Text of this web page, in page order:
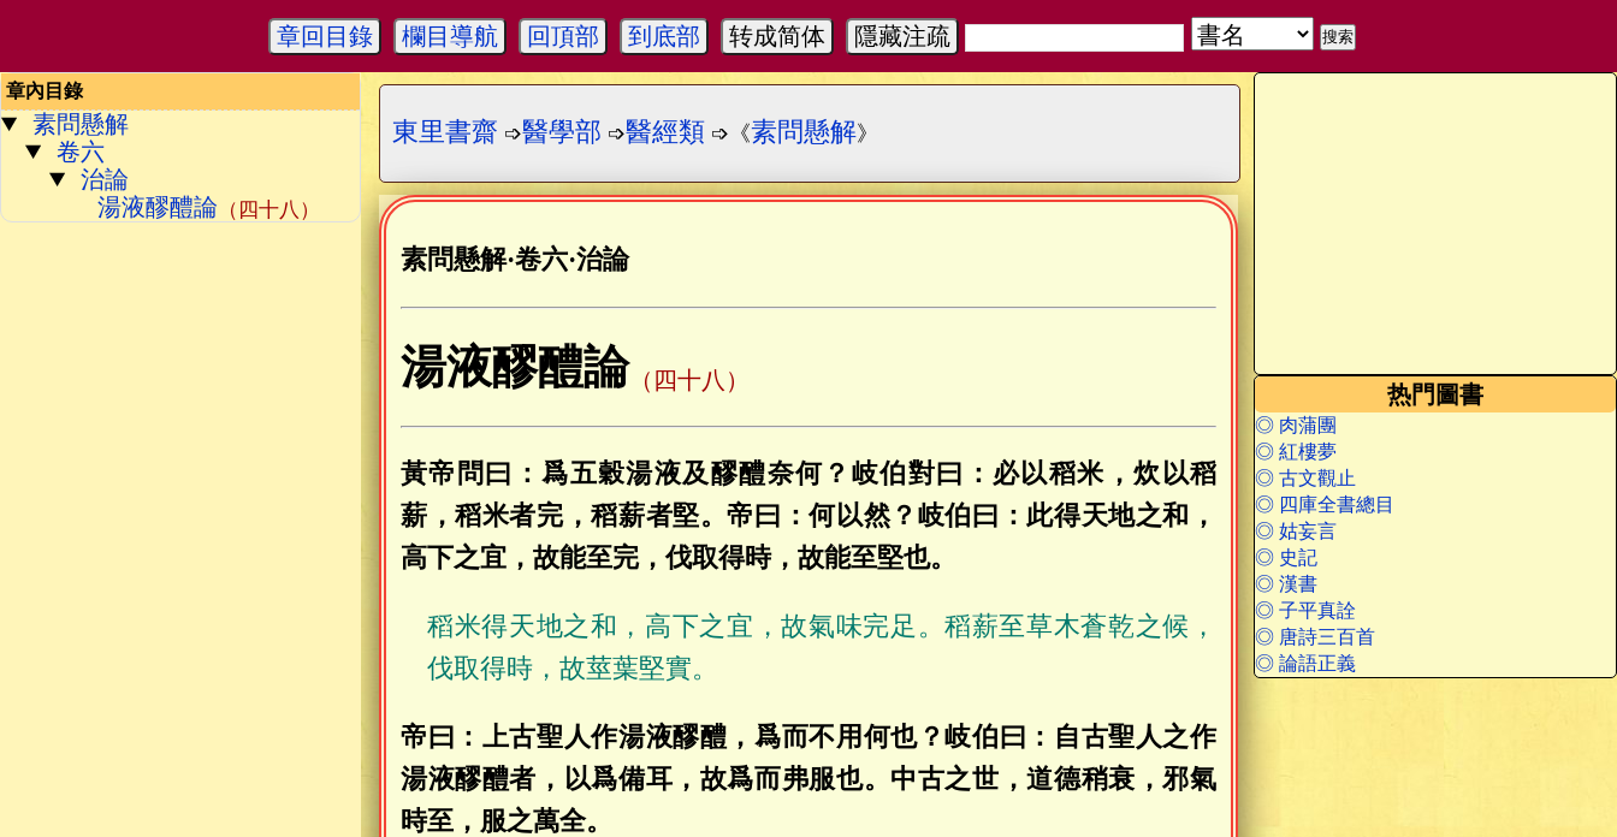
章回目錄 欄目導航 回頂部 到底部 转成简体 隱藏注疏
章內目錄
素問懸解
卷六
治論
湯液醪醴論 （四十八）
热門圖書
◎ 肉蒲團
◎ 紅樓夢
◎ 古文觀止
◎ 四庫全書總目
◎ 姑妄言
◎ 史記
◎ 漢書
◎ 子平真詮
◎ 唐詩三百首
◎ 論語正義
東里書齋 ➩醫學部 ➩醫經類 ➩《素問懸解》
素問懸解·卷六·治論
湯液醪醴論 （四十八）
黃帝問曰：爲五穀湯液及醪醴奈何？岐伯對曰：必以稻米，炊以稻
薪，稻米者完，稻薪者堅。帝曰：何以然？岐伯曰：此得天地之和，
高下之宜，故能至完，伐取得時，故能至堅也。
稻米得天地之和，高下之宜，故氣味完足。稻薪至草木蒼乾之候，
伐取得時，故莖葉堅實。
帝曰：上古聖人作湯液醪醴，爲而不用何也？岐伯曰：自古聖人之作
湯液醪醴者，以爲備耳，故爲而弗服也。中古之世，道德稍衰，邪氣
時至，服之萬全。